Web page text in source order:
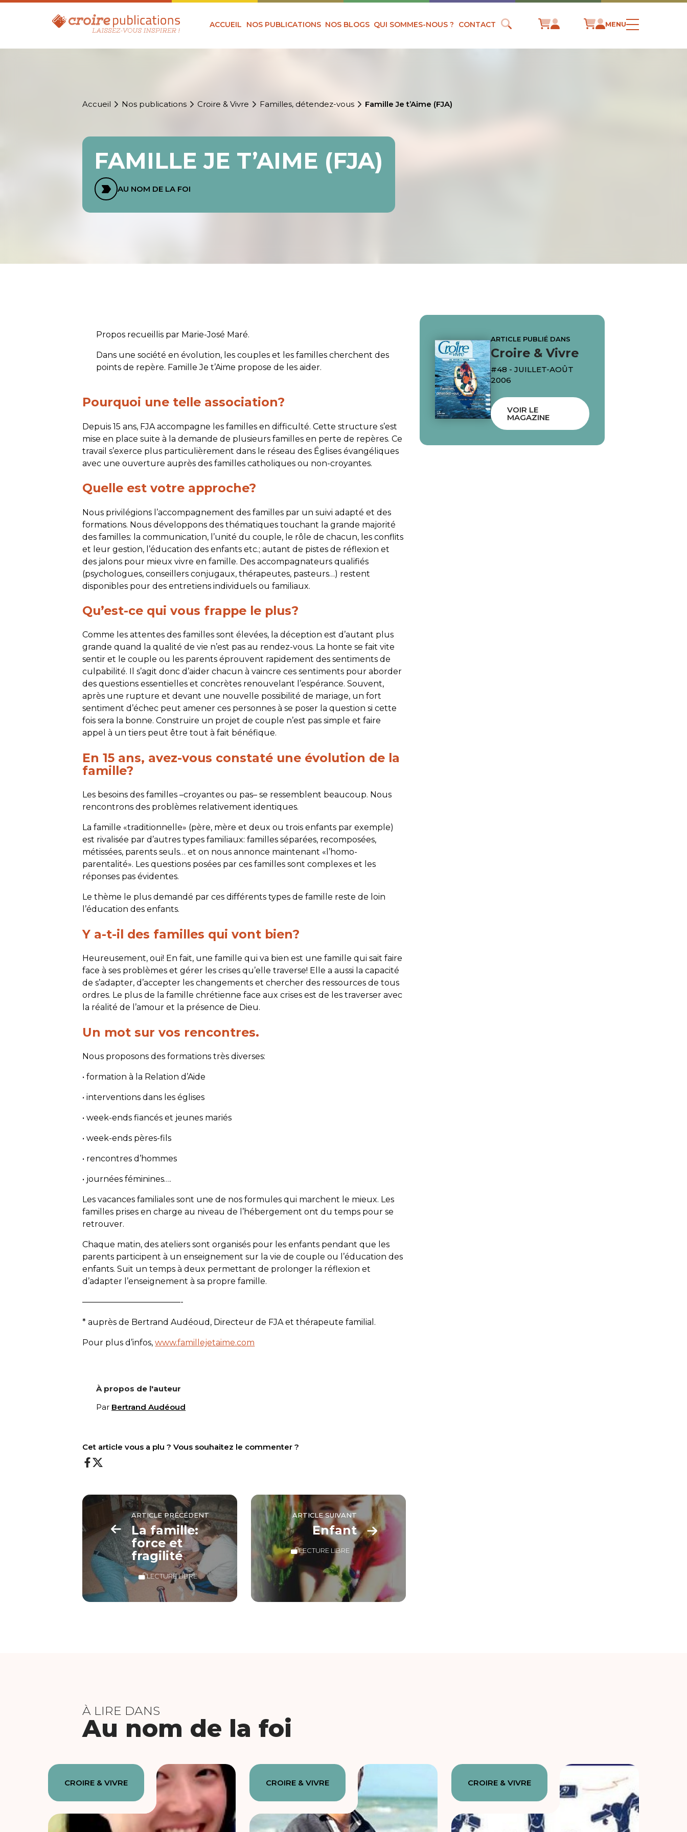
ACCUEIL NOS PUBLICATIONS NOS BLOGS QUI SOMMES-NOUS ? CONTACT MENU
Accueil Nos publications Croire & Vivre Familles, détendez-vous Famille Je t’Aime (FJA)
FAMILLE JE T’AIME (FJA)
AU NOM DE LA FOI
Propos recueillis par Marie-José Maré.
Dans une société en évolution, les couples et les familles cherchent des
points de repère. Famille Je t’Aime propose de les aider.
Pourquoi une telle association?
Depuis 15 ans, FJA accompagne les familles en difficulté. Cette structure s’est
mise en place suite à la demande de plusieurs familles en perte de repères. Ce
travail s’exerce plus particulièrement dans le réseau des Églises évangéliques
avec une ouverture auprès des familles catholiques ou non-croyantes.
Quelle est votre approche?
Nous privilégions l’accompagnement des familles par un suivi adapté et des
formations. Nous développons des thématiques touchant la grande majorité
des familles: la communication, l’unité du couple, le rôle de chacun, les conflits
et leur gestion, l’éducation des enfants etc.; autant de pistes de réflexion et
des jalons pour mieux vivre en famille. Des accompagnateurs qualifiés
(psychologues, conseillers conjugaux, thérapeutes, pasteurs…) restent
disponibles pour des entretiens individuels ou familiaux.
Qu’est-ce qui vous frappe le plus?
Comme les attentes des familles sont élevées, la déception est d’autant plus
grande quand la qualité de vie n’est pas au rendez-vous. La honte se fait vite
sentir et le couple ou les parents éprouvent rapidement des sentiments de
culpabilité. Il s’agit donc d’aider chacun à vaincre ces sentiments pour aborder
des questions essentielles et concrètes renouvelant l’espérance. Souvent,
après une rupture et devant une nouvelle possibilité de mariage, un fort
sentiment d’échec peut amener ces personnes à se poser la question si cette
fois sera la bonne. Construire un projet de couple n’est pas simple et faire
appel à un tiers peut être tout à fait bénéfique.
En 15 ans, avez-vous constaté une évolution de la
famille?
Les besoins des familles –croyantes ou pas– se ressemblent beaucoup. Nous
rencontrons des problèmes relativement identiques.
La famille «traditionnelle» (père, mère et deux ou trois enfants par exemple)
est rivalisée par d’autres types familiaux: familles séparées, recomposées,
métissées, parents seuls… et on nous annonce maintenant «l’homo-
parentalité». Les questions posées par ces familles sont complexes et les
réponses pas évidentes.
Le thème le plus demandé par ces différents types de famille reste de loin
l’éducation des enfants.
Y a-t-il des familles qui vont bien?
Heureusement, oui! En fait, une famille qui va bien est une famille qui sait faire
face à ses problèmes et gérer les crises qu’elle traverse! Elle a aussi la capacité
de s’adapter, d’accepter les changements et chercher des ressources de tous
ordres. Le plus de la famille chrétienne face aux crises est de les traverser avec
la réalité de l’amour et la présence de Dieu.
Un mot sur vos rencontres.
Nous proposons des formations très diverses:
• formation à la Relation d’Aide
• interventions dans les églises
• week-ends fiancés et jeunes mariés
• week-ends pères-fils
• rencontres d’hommes
• journées féminines….
Les vacances familiales sont une de nos formules qui marchent le mieux. Les
familles prises en charge au niveau de l’hébergement ont du temps pour se
retrouver.
Chaque matin, des ateliers sont organisés pour les enfants pendant que les
parents participent à un enseignement sur la vie de couple ou l’éducation des
enfants. Suit un temps à deux permettant de prolonger la réflexion et
d’adapter l’enseignement à sa propre famille.
————————————-
* auprès de Bertrand Audéoud, Directeur de FJA et thérapeute familial.
Pour plus d’infos,www.famillejetaime.com
À propos de l'auteur
Par Bertrand Audéoud
Cet article vous a plu ? Vous souhaitez le commenter ?
ARTICLE PRÉCÉDENT
La famille:
force et
fragilité
LECTURE LIBRE
ARTICLE SUIVANT
Enfant
LECTURE LIBRE
ARTICLE PUBLIÉ DANS
Croire & Vivre
#48 - JUILLET-AOÛT
2006
VOIR LE
MAGAZINE
À LIRE DANS
Au nom de la foi
CROIRE & VIVRE CROIRE & VIVRE CROIRE & VIVRE